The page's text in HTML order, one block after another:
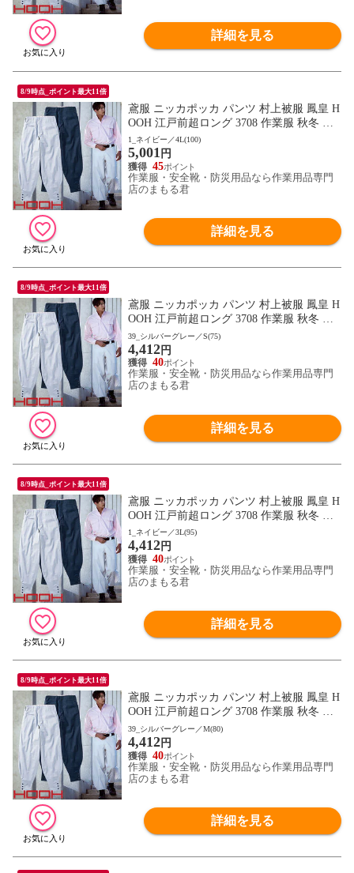
詳細を見る
8/9時点_ポイント最大11倍
鳶服 ニッカポッカ パンツ 村上被服 鳳皇 H
OOH 江戸前超ロング 3708 作業服 秋冬 通
年 自然な着心地 動きやすい 夏用綿100%
1_ネイビー／4L(100)
5,001 円
45
作業服・安全靴・防災用品なら作業用品専門
店のまもる君
詳細を見る
8/9時点_ポイント最大11倍
鳶服 ニッカポッカ パンツ 村上被服 鳳皇 H
OOH 江戸前超ロング 3708 作業服 秋冬 通
年 自然な着心地 動きやすい 夏用綿100%
39_シルバーグレー／S(75)
4,412円
40
作業服・安全靴・防災用品なら作業用品専門
店のまもる君
詳細を見る
8/9時点_ポイント最大11倍
鳶服 ニッカポッカ パンツ 村上被服 鳳皇 H
OOH 江戸前超ロング 3708 作業服 秋冬 通
年 自然な着心地 動きやすい 夏用綿100%
1_ネイビー／3L(95)
4,412円
40
作業服・安全靴・防災用品なら作業用品専門
店のまもる君
詳細を見る
8/9時点_ポイント最大11倍
鳶服 ニッカポッカ パンツ 村上被服 鳳皇 H
OOH 江戸前超ロング 3708 作業服 秋冬 通
年 自然な着心地 動きやすい 夏用綿100%
39_シルバーグレー／M(80)
4,412円
40
作業服・安全靴・防災用品なら作業用品専門
店のまもる君
詳細を見る